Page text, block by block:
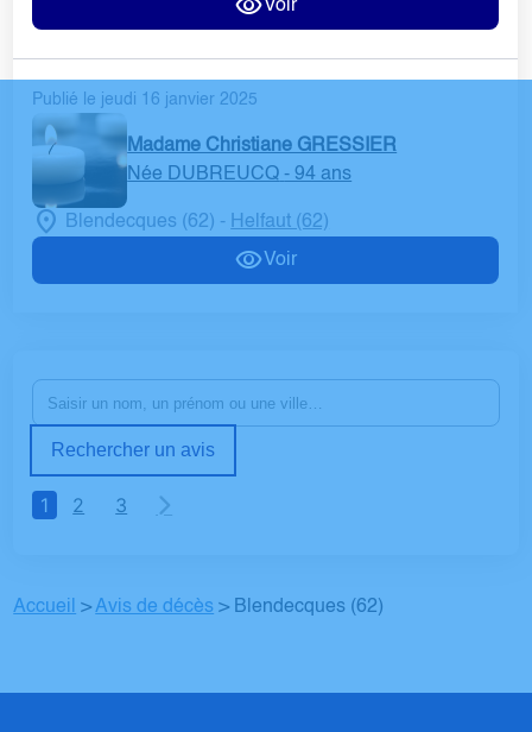
Voir
Publié le jeudi 16 janvier 2025
Madame Christiane GRESSIER
Née DUBREUCQ - 94 ans
Blendecques (62) - Helfaut (62)
Voir
Rechercher un avis
1 2 3
Accueil >Avis de décès > Blendecques (62)